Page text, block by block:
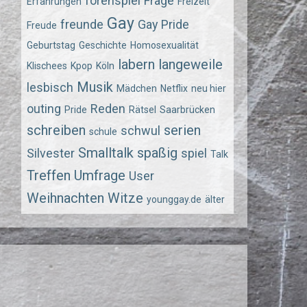
Freude freunde Gay Gay Pride
Geburtstag Geschichte Homosexualität
Klischees Kpop Köln labern langeweile
lesbisch Musik Mädchen Netflix neu hier
outing Pride Reden Rätsel Saarbrücken
schreiben schule schwul serien
Silvester Smalltalk spaßig spiel Talk
Treffen Umfrage User
Weihnachten Witze younggay.de älter